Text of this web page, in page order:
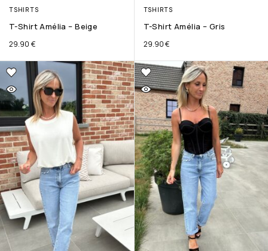
TSHIRTS
T-Shirt Amélia – Beige
29.90 €
TSHIRTS
T-Shirt Amélia – Gris
29.90€